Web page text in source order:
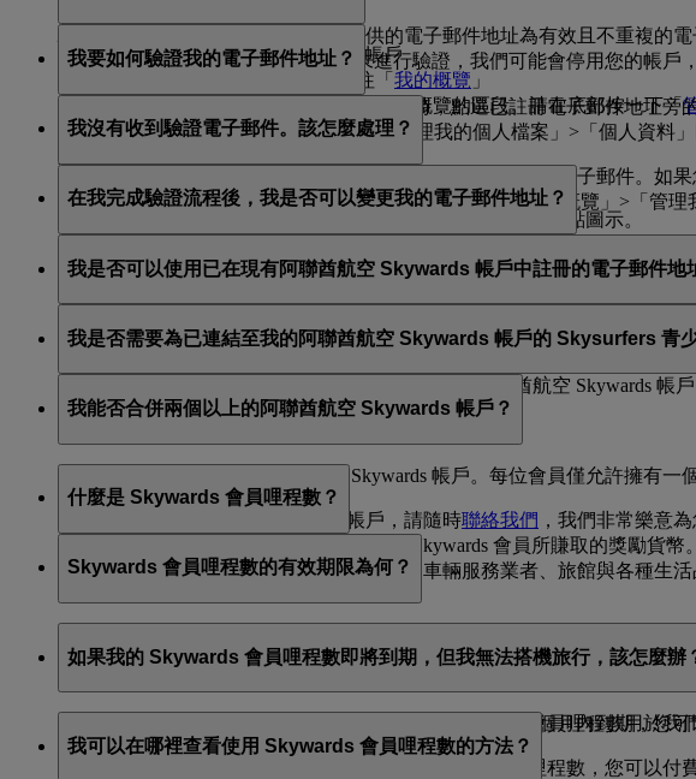
登入你的阿聯酋航空 Skywards 帳戶
在右上角按一下您的姓名，前往「 我的概覽 」
在畫面右側，您將找到顯示會員資格概覽的區段。請在底部按一下「
下載應用程式並登入您的阿聯酋航空 Skywards 帳戶。
前往「Skywards」頁面，然後按一下畫面右上角的 3 個點圖示。
驗證您的電子郵件，有助於確保您提供的電子郵件地址為有效且不重複
空 Skywards 帳戶的安全性。如果您未進行驗證，我們可能會停用您的帳戶
我要如何驗證我的電子郵件地址？
在登入您的阿聯酋航空 Skywards 個人檔案時，點選已註冊電子郵件地址
選此連結後，您將會在「我的概覽」>「管理我的個人檔案」>「個人資
我沒有收到驗證電子郵件。該怎麼處理？
請查看您的垃圾郵件資料夾，因為有時候系統會錯誤地篩選電子郵件。如
Skywards 帳戶，嘗試重新寄送驗證電子郵件。您將在「我的概覽」>「管
在我完成驗證流程後，我是否可以變更我的電子郵件地址？
是的，即使在驗證您目前的電子郵件地址後，您也可以將電子郵件地址變
我是否可以使用已在現有阿聯酋航空 Skywards 帳戶中註冊的電子郵件地
否，阿聯酋航空 Skywards 會員帳戶必須使用不重複的電子郵件地址。如
子郵件地址，然後才能繼續進行驗證。請聯絡我們，以取得進一步協助。
我是否需要為已連結至我的阿聯酋航空 Skywards 帳戶的 Skysurfers 青
否，由於 Skysurfers 青少年會員帳戶已連結至您的阿聯酋航空 Skywards
Skywards 帳戶中登記的主要電子郵件地址。
我能否合併兩個以上的阿聯酋航空 Skywards 帳戶？
很抱歉，無法合併多個阿聯酋航空 Skywards 帳戶。每位會員僅允許擁有
如果您需要協助確認要保留哪一個帳戶，請隨時聯絡我們 ，我們非常樂意為
什麼是 Skywards 會員哩程數？
Skywards 會員哩程數是您作為阿聯酋航空 Skywards 會員所賺取的獎勵
伴網絡累積哩程數，包含航空公司、銀行、車輛服務業者、旅館與各種生活
Skywards 會員哩程數的有效期限為何？
Skywards 會員哩程數的有效期限是三年，自您賺取該哩程數當天起算。
舉例來說，如果您在 2019 年 6 月賺取 Skywards 會員哩程數，而您的生日
如果您的帳戶中有任何 Skywards 會員哩程數將於未來 12 個月內到期，
如果您的帳戶內有即將在 3 個月後到期的 Skywards 會員哩程數，您可以
如果我的 Skywards 會員哩程數即將到期，但我無法搭機旅行，該怎麼辦
如果您無法在近期內搭機旅行，則可以將您的 Skywards 會員哩程數用於
您的 Skywards 會員哩程數。
我可以在哪裡查看使用 Skywards 會員哩程數的方法？